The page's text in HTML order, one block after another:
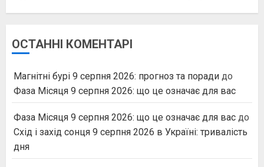
ОСТАННІ КОМЕНТАРІ
Магнітні бурі 9 серпня 2026: прогноз та поради до
Фаза Місяця 9 серпня 2026: що це означає для вас
Фаза Місяця 9 серпня 2026: що це означає для вас до
Схід і захід сонця 9 серпня 2026 в Україні: тривалість
дня